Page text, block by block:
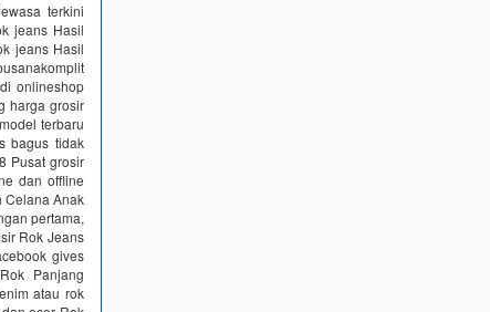
terkini
jeans Hasil
jeans Hasil
onlineshop
harga grosir
terbaru
bagus tidak
Pusat grosir
dan offline
Celana Anak
pertama,
Rok Jeans
gives
Panjang
atau rok